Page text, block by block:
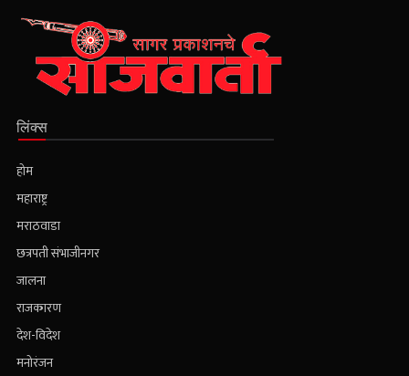
लिंक्स
होम
महाराष्ट्र
मराठवाडा
छत्रपती संभाजीनगर
जालना
राजकारण
देश-विदेश
मनोरंजन